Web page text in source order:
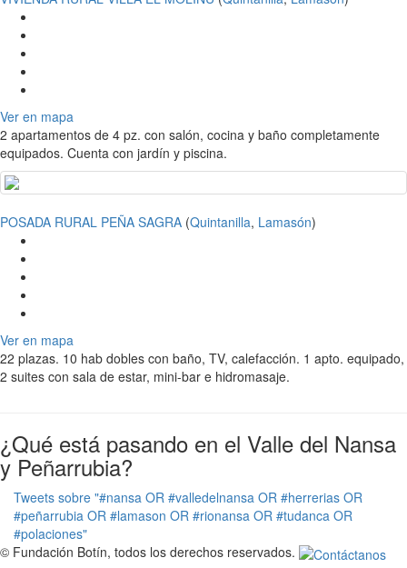
Ver en mapa
2 apartamentos de 4 pz. con salón, cocina y baño completamente
equipados. Cuenta con jardín y piscina.
POSADA RURAL PEÑA SAGRA (Quintanilla, Lamasón)
Ver en mapa
22 plazas. 10 hab dobles con baño, TV, calefacción. 1 apto. equipado,
2 suites con sala de estar, mini-bar e hidromasaje.
¿Qué está pasando en el Valle del Nansa
y Peñarrubia?
Tweets sobre "#nansa OR #valledelnansa OR #herrerias OR
#peñarrubia OR #lamason OR #rionansa OR #tudanca OR
#polaciones"
© Fundación Botín, todos los derechos reservados.